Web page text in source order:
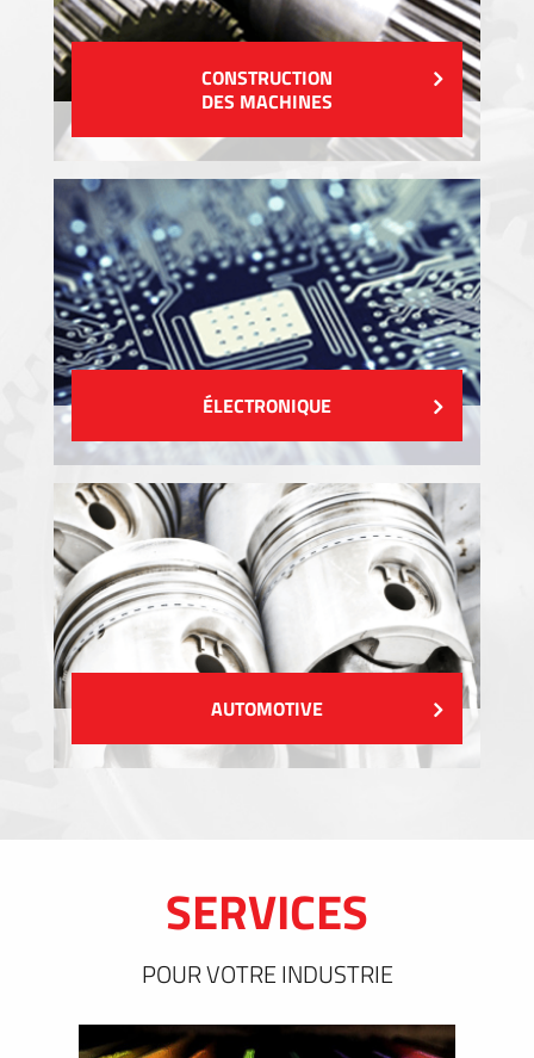
CONSTRUCTION
DES MACHINES
ÉLECTRONIQUE
AUTOMOTIVE
SERVICES
POUR VOTRE INDUSTRIE